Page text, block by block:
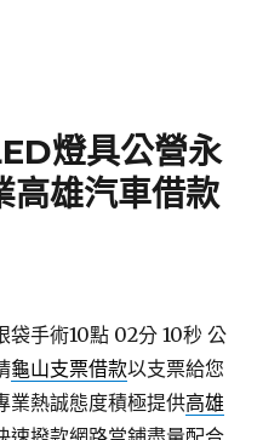
燈具公營永
高雄汽車借款
袋手術10點 02分 10秒 公
龜山支票借款以支票給您
業熱誠態度積極提供高雄